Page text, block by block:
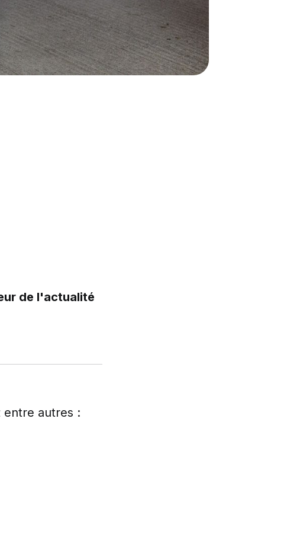
de l'actualité
entre autres :